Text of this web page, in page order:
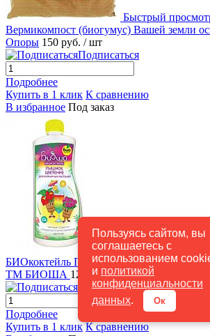
Пользуясь сайтом, вы
соглашаетесь с
использованием
и политикой
конфиденциальности
данных. Ок
Быстрый
Вермикомпост (биогумус) Вашей земли
Опоры 150 руб. / шт
Подписаться
Подробнее
Купить в 1 клик К сравнению
В избранное Под заказ
Быстрый просмотр
БИОкоктейль Пышное цветение для
ТМ БИОША 125 руб./ шт
Подписаться
Подробнее
Купить в 1 клик К сравнению